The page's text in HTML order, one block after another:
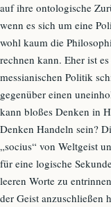
auf ihre ontologische
wenn es sich um eine
wohl kaum die
rechnen kann. Eher ist
messianischen Politik
gegenüber einen
kann bloßes Denken in
Denken Handeln sein?
„socius“ von Weltgeist
für eine logische
leeren Worte zu
der Geist anzuschließen